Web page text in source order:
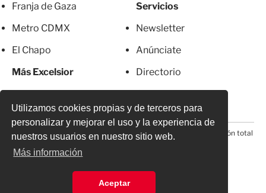
Utilizamos cookies propias y de terceros para
personalizar y mejorar el uso y la experiencia de
nuestros usuarios en nuestro sitio web.
Más información
Aceptar
Franja de Gaza
Metro CDMX
El Chapo
Más Excelsior
Servicios
Newsletter
Anúnciate
Directorio
© 2026 Todos los derechos reservados. Prohibida la reproducción total
o parcial, incluyendo cualquier medio electrónico*